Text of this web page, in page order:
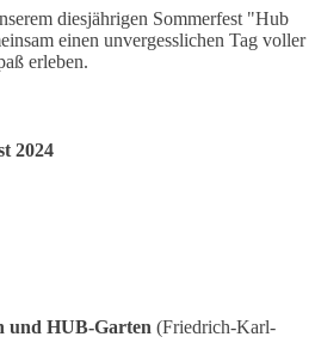
diesjährigen Sommerfest "Hub
einen unvergesslichen Tag voller
erleben.
2024
und HUB-Garten (Friedrich-Karl-